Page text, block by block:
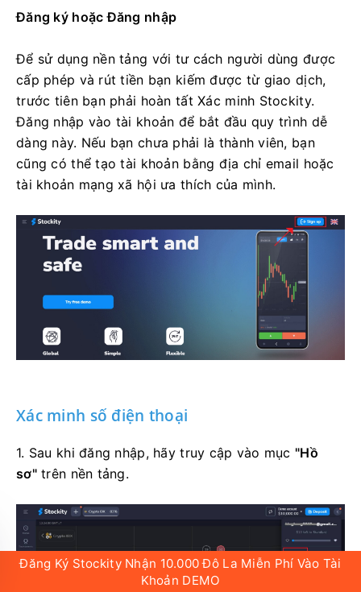
Đăng ký hoặc Đăng nhập
Để sử dụng nền tảng với tư cách người dùng được
cấp phép và rút tiền bạn kiếm được từ giao dịch,
trước tiên bạn phải hoàn tất Xác minh Stockity.
Đăng nhập vào tài khoản để bắt đầu quy trình dễ
dàng này. Nếu bạn chưa phải là thành viên, bạn
cũng có thể tạo tài khoản bằng địa chỉ email hoặc
tài khoản mạng xã hội ưa thích của mình.
Xác minh số điện thoại
1. Sau khi đăng nhập, hãy truy cập vào mục "Hồ
sơ"trên nền tảng.
Đăng Ký Stockity Nhận 10.000 Đô La Miễn Phí Vào Tài
Khoản DEMO